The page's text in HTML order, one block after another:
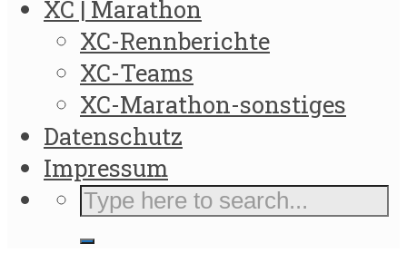
XC | Marathon
XC-Rennberichte
XC-Teams
XC-Marathon-sonstiges
Datenschutz
Impressum